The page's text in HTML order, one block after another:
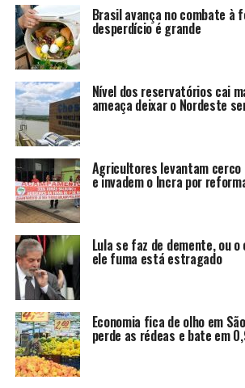
Brasil avança no combate à
desperdício é grande
Nível dos reservatórios cai
ameaça deixar o Nordeste
Agricultores levantam cerco
e invadem o Incra por
Lula se faz de demente, ou
ele fuma está estragado
Economia fica de olho em
perde as rédeas e bate em